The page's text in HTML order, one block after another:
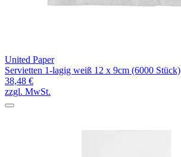
United Paper
Servietten 1-lagig weiß 12 x 9cm (6000 Stück)
38,48 €
zzgl. MwSt.